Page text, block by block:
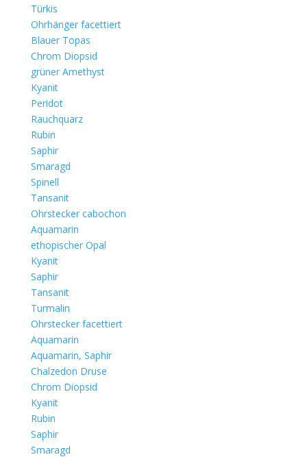
Türkis
Ohrhänger facettiert
Blauer Topas
Chrom Diopsid
grüner Amethyst
Kyanit
Peridot
Rauchquarz
Rubin
Saphir
Smaragd
Spinell
Tansanit
Ohrstecker cabochon
Aquamarin
ethopischer Opal
Kyanit
Saphir
Tansanit
Turmalin
Ohrstecker facettiert
Aquamarin
Aquamarin, Saphir
Chalzedon Druse
Chrom Diopsid
Kyanit
Rubin
Saphir
Smaragd